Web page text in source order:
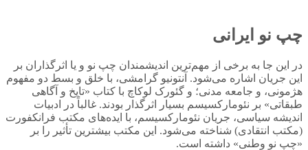
چپ نو ایرانی
در این جا به برخی از مهم‌ترین اندیشمندان چپ نو و یا اثرگذاران بر
این جریان اشاره می‌شود. آنتونیو گرامشی، با خلق و بسط دو مفهوم
هژمونی، و جامعه مدنی؛ و گئورک لوکاچ با کتاب «تایخ و آگاهی
طبقاتی» بر نئومارکسیسم بسیار اثرگذار بودند. غالباً در ادبیات
اندیشه سیاسی، جریان نئومارکسیسم، با ایده‌های مکتب فرانکفورت
(مکتب انتقادی) شناخته می‌شود. این مکتب بیشترین تأثیر را بر
«چپ نو وطنی» داشته است.